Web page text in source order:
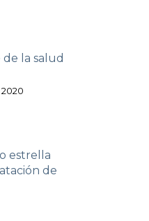
de la salud
estrella
de